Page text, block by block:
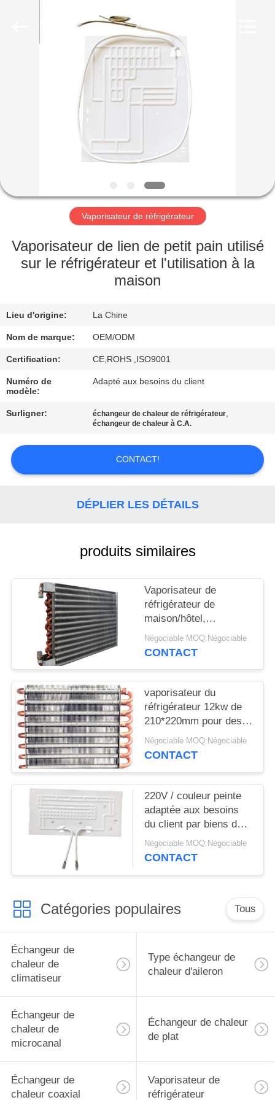
PRODUITS
DE
NOUS
VISITE
D'USINE
DE
QUALITÉ
CONTACTEZ-
NOUS
CAS
PRIVACY
POLICY
Vaporisateur de réfrigérateur
Vaporisateur de lien de petit pain utilisé
sur le réfrigérateur et l'utilisation à la
maison
Lieu d'origine: La Chine
Nom de marque: OEM/ODM
Certification: CE,ROHS ,ISO9001
Numéro de
modèle:
Adapté aux besoins du client
Surligner: échangeur de chaleur de réfrigérateur,
échangeur de chaleur à C.A.
CONTACT!
DÉPLIER LES DÉTAILS
produits similaires
Vaporisateur de
réfrigérateur de
maison/hôtel,
vaporisateur en
aluminium de bobine
Négociable MOQ:Négociable
CONTACT
vaporisateur du
réfrigérateur 12kw de
210*220mm pour des
déshumidificateurs
Négociable MOQ:Négociable
CONTACT
220V / couleur peinte
adaptée aux besoins
du client par biens de
vaporisateur du
réfrigérateur 50HZ
Négociable MOQ:Négociable
CONTACT
Catégories populaires Tous
Échangeur de
chaleur de
climatiseur
Type échangeur de
chaleur d'aileron
Échangeur de
chaleur de
microcanal
Échangeur de chaleur
de plat
Échangeur de
chaleur coaxial
Vaporisateur de
réfrigérateur